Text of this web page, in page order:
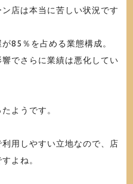
店は本当に苦しい状況です
85％を占める業態構成。
でさらに業績は悪化してい
ようです。
用しやすい立地なので、店
よね。